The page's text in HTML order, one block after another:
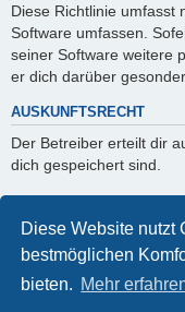
Diese Website nutzt
bestmöglichen
bieten. Mehr
Diese Richtlinie umfasst
Software umfassen.
seiner Software weitere
er dich darüber
AUSKUNFTSRECHT
Der Betreiber erteilt dir
dich gespeichert sind.
Du kannst jederzeit die
verlangen. Kontaktiere
Foren-Übersicht